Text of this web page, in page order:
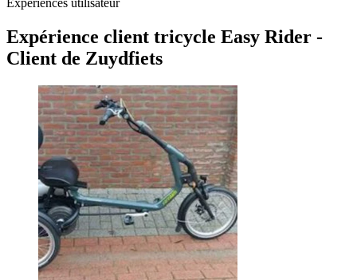
Expériences utilisateur
Expérience client tricycle Easy Rider -
Client de Zuydfiets